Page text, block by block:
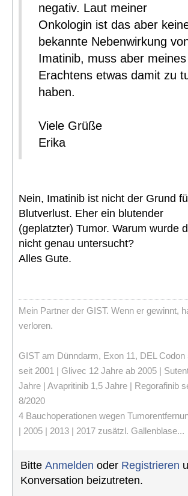
negativ. Laut meiner
Onkologin ist das aber
bekannte Nebenwirkung
Imatinib, muss aber meines
Erachtens etwas damit zu
haben.
Viele Grüße
Erika
Nein, Imatinib ist nicht der Grund
Blutverlust. Eher ein blutender
(geplatzter) Tumor. Warum wurde
nicht genau untersucht?
Alles Gute.
Mein Partner der GIST. Wenn er gewinnt,
verloren.
GIST am Dünndarm, Exon 11, DEL Codon
seit 2001 | Glivec 12 Jahre ab 2005 |
Jahre | Avapritinib 1,5 Jahre | Regorafinib
8/2020
4 Bauchoperationen wegen
| 2005 | 2013 | 2017 zusätzl. Gallenblase...
Bitte Anmelden oder Registrieren
Konversation beizutreten.